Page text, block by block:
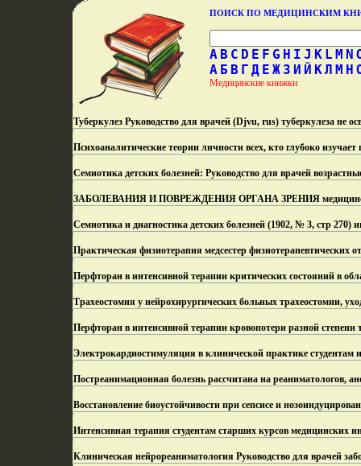
ПОИСК ПО МЕДИЦИНСКИМ
A B C D E F G H I J K L M N
А Б В Г Д Е Ж З И Й КЛ М Н
Медицинские книжки
Туберкулез Руководство для врачей (Djvu, rus) туберкулеза не
Психоаналитические теории личности всех, кто глубоко
Семиотика детских болезней: Руководство для врачей
ЗАБОЛЕВАНИЯ И ПОВРЕЖДЕНИЯ ОРГАНА ЗРЕНИЯ
Семиотика и диагностика детских болезней (1902, № 3, стр 270)
Практическая физиотерапия медсестер физиотерапевтических
Перфторан в интенсивной терапии критических состояний в
Трахеостомия у нейрохирургических больных трахеостомии,
Перфторан в интенсивной терапии кровопотери разной
Электрокардиостимуляция в клинической практике
Постреанимационная болезнь рассчитана на реаниматологов,
Восстановление биоустойчивости при сепсисе и
Интенсивная терапия студентам старших курсов медицинских
Клиническая нейрореаниматология Руководство для врачей